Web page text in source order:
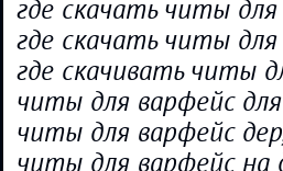
где скачать читы
где скачать читы
где скачивать читы
читы для варфейс
читы для варфейс
читы для варфейс на